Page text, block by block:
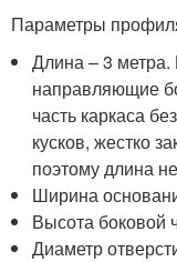
Параметры
Длина – 3
направляющие
часть каркаса
кусков, жестко
поэтому длина
Ширина
Высота боковой
Диаметр